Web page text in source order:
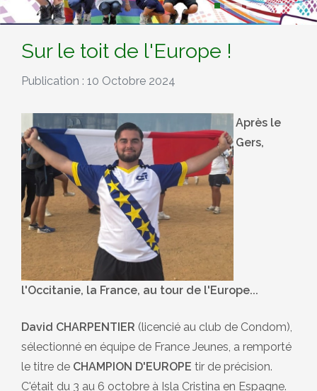
Sur le toit de l'Europe !
Publication : 10 Octobre 2024
Après le
Gers,
l'Occitanie, la France, au tour de l'Europe...
David CHARPENTIER (licencié au club de Condom),
sélectionné en équipe de France Jeunes, a remporté
le titre de CHAMPION D'EUROPE tir de précision.
C'était du 3 au 6 octobre à Isla Cristina en Espagne.